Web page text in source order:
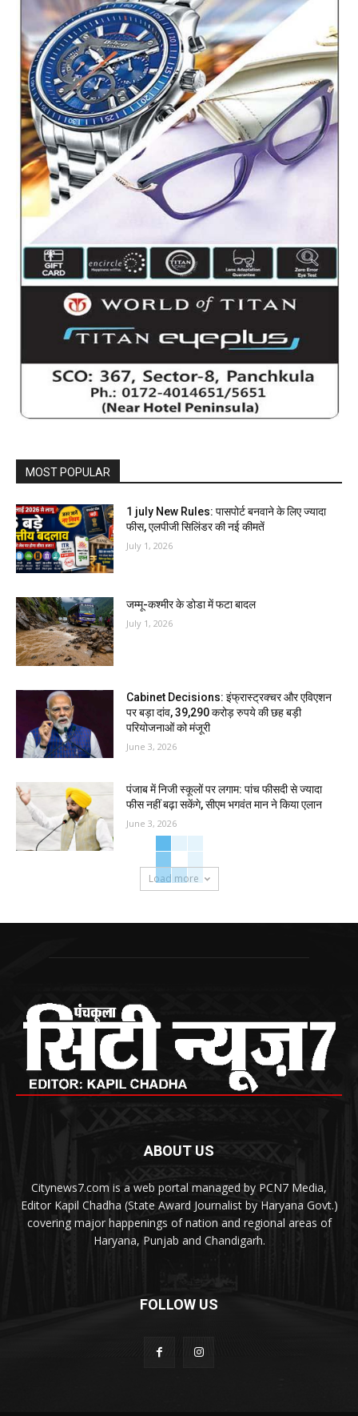
MOST POPULAR
1 july New Rules: पासपोर्ट बनवाने के लिए ज्यादा
फीस, एलपीजी सिलिंडर की नई कीमतें
July 1, 2026
जम्मू-कश्मीर के डोडा में फटा बादल
July 1, 2026
Cabinet Decisions: इंफ्रास्ट्रक्चर और एविएशन
पर बड़ा दांव, 39,290 करोड़ रुपये की छह बड़ी
परियोजनाओं को मंजूरी
June 3, 2026
पंजाब में निजी स्कूलों पर लगाम: पांच फीसदी से ज्यादा
फीस नहीं बढ़ा सकेंगे, सीएम भगवंत मान ने किया एलान
June 3, 2026
Load more